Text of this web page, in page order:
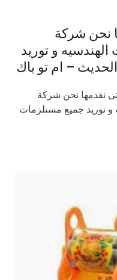
نحن شركة
و توريد
– ام تو باك
نقدمها نحن شركة
توريد جميع مستلزمات